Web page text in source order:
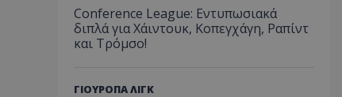
Conference League: Εντυπωσιακά
διπλά για Χάιντουκ, Κοπεγχάγη, Ραπίντ
και Τρόμσο!
ΓΙΟΥΡΟΠΑ ΛΙΓΚ